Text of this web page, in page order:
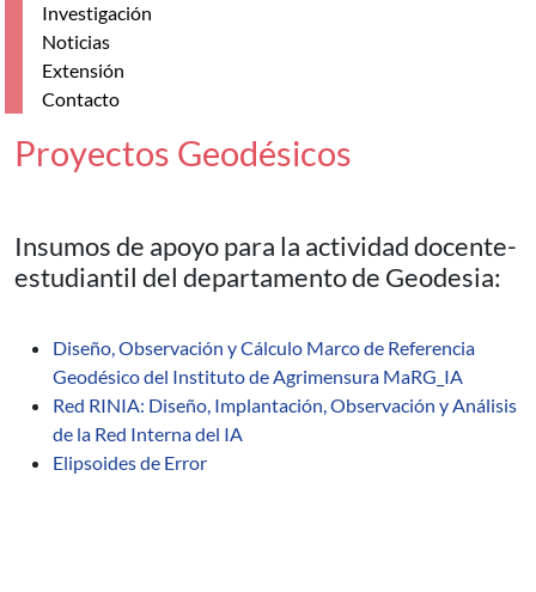
Investigación
Noticias
Extensión
Contacto
Proyectos Geodésicos
Insumos de apoyo para la actividad docente-
estudiantil del departamento de Geodesia:
Diseño, Observación y Cálculo Marco de Referencia
Geodésico del Instituto de Agrimensura MaRG_IA
Red RINIA: Diseño, Implantación, Observación y Análisis
de la Red Interna del IA
Elipsoides de Error